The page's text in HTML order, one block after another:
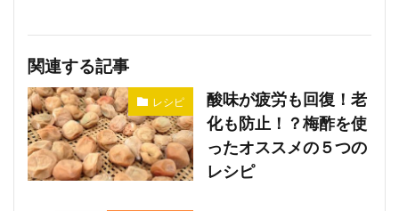
関連する記事
レシピ
酸味が疲労も回復！老
化も防止！？梅酢を使
ったオススメの５つの
レシピ